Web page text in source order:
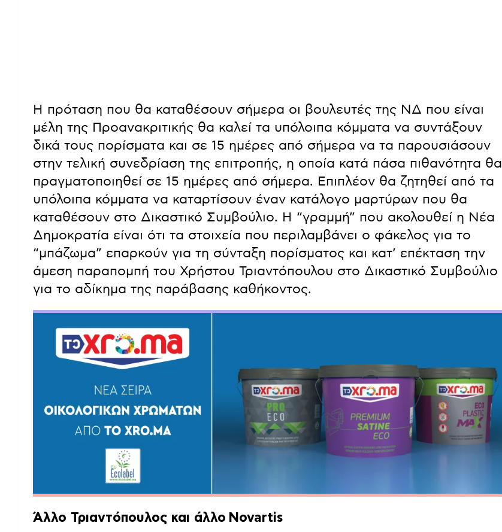
Η πρόταση που θα καταθέσουν σήμερα οι βουλευτές της ΝΔ που είναι
μέλη της Προανακριτικής θα καλεί τα υπόλοιπα κόμματα να συντάξουν
δικά τους πορίσματα και σε 15 ημέρες από σήμερα να τα παρουσιάσουν
στην τελική συνεδρίαση της επιτροπής, η οποία κατά πάσα πιθανότητα θα
πραγματοποιηθεί σε 15 ημέρες από σήμερα. Επιπλέον θα ζητηθεί από τα
υπόλοιπα κόμματα να καταρτίσουν έναν κατάλογο μαρτύρων που θα
καταθέσουν στο Δικαστικό Συμβούλιο. Η “γραμμή” που ακολουθεί η Νέα
Δημοκρατία είναι ότι τα στοιχεία που περιλαμβάνει ο φάκελος για το
“μπάζωμα” επαρκούν για τη σύνταξη πορίσματος και κατ’ επέκταση την
άμεση παραπομπή του Χρήστου Τριαντόπουλου στο Δικαστικό Συμβούλιο
για το αδίκημα της παράβασης καθήκοντος.
Άλλο Τριαντόπουλος και άλλο Novartis